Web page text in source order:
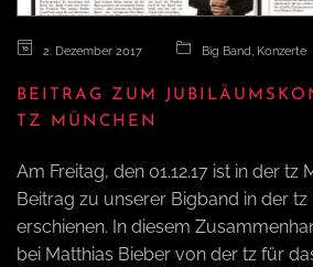
2. Dezember 2017 Big Band, Konzerte
BEITRAG ZUM
TZ MÜNCHEN
Am Freitag, den 01.12.17 ist in der tz
Beitrag zu unserer Bigband in der
erschienen. In diesem
bei Matthias Bieber von der tz für